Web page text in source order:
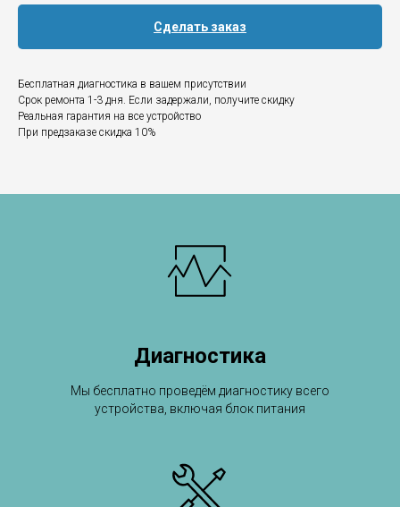
Сделать заказ
Бесплатная диагностика в вашем присутствии
Срок ремонта 1-3 дня. Если задержали, получите скидку
Реальная гарантия на все устройство
При предзаказе скидка 10%
Диагностика
Мы бесплатно проведём диагностику всего
устройства, включая блок питания